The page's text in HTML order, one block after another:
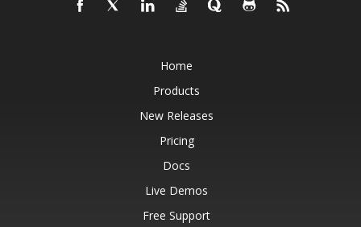
Home
Products
New Releases
Pricing
Docs
Live Demos
Free Support